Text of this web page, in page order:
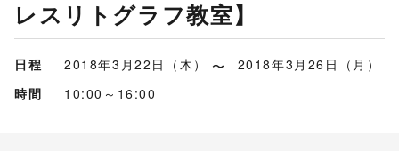
レスリトグラフ教室】
日程 2018年3月22日（木）
2018年3月26日（月）
時間
10:00～16:00